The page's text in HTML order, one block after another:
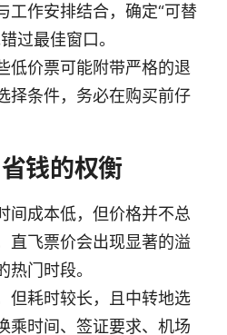
工作安排结合，确定“可替
过最佳窗口。
低价票可能附带严格的退
择条件，务必在购买前仔
钱的权衡
间成本低，但价格并不总
直飞票价会出现显著的溢
门时段。
但耗时较长，且中转地选
乘时间、签证要求、机场